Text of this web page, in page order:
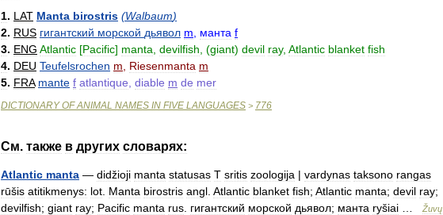
1. LAT Manta birostris (Walbaum)
2. RUS гигантский морской дьявол m манта f
3. ENG Atlantic [Pacific] manta devilfish , (giant) devil ray, Atlantic blanket fish
4. DEU Teufelsrochen m Riesenmanta m
5. FRA mante f atlantique diable m de mer
DICTIONARY OF ANIMAL NAMES IN FIVE LANGUAGES > 776
См. также в других словарях:
Atlantic manta — didžioji manta statusas T sritis zoologija | vardynas taksono rangas
rūšis atitikmenys: lot Manta birostris angl Atlantic blanket fish; Atlantic manta; devil ray;
devilfish; giant ray; Pacific manta rus гигантский морской дьявол; манта ryšiai
Žuvų